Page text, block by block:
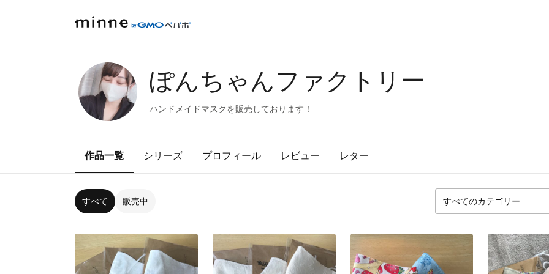
ぽんちゃんファクトリー
ハンドメイドマスクを販売しております！
作品一覧 シリーズ プロフィール レビュー レター
すべて 販売中